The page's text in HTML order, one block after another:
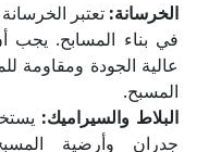
الخرسانة: تعتبر
في بناء المسابح. يجب
عالية الجودة ومقاومة
المسبح.
البلاط والسيراميك:
جدران وأرضية